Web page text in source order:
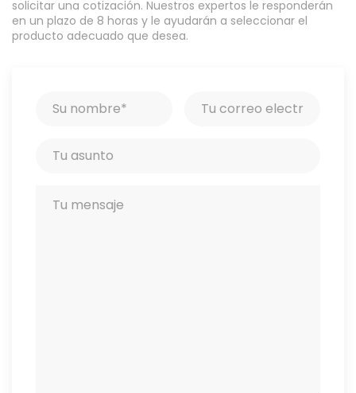
solicitar una cotización. Nuestros expertos le responderán
en un plazo de 8 horas y le ayudarán a seleccionar el
producto adecuado que desea.